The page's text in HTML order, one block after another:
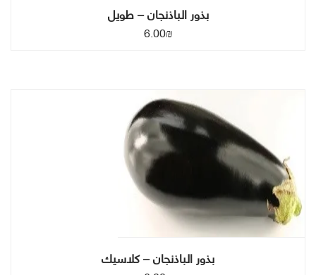
بذور الباذنجان – طويل
6.00₪
بذور الباذنجان – كلاسيك